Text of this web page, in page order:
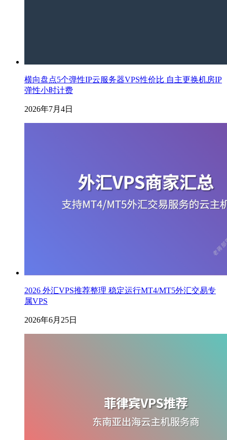
横向盘点5个弹性IP云服务器VPS性价比 自主更换机房IP
弹性小时计费
2026年7月4日
2026 外汇VPS推荐整理 稳定运行MT4/MT5外汇交易专
属VPS
2026年6月25日